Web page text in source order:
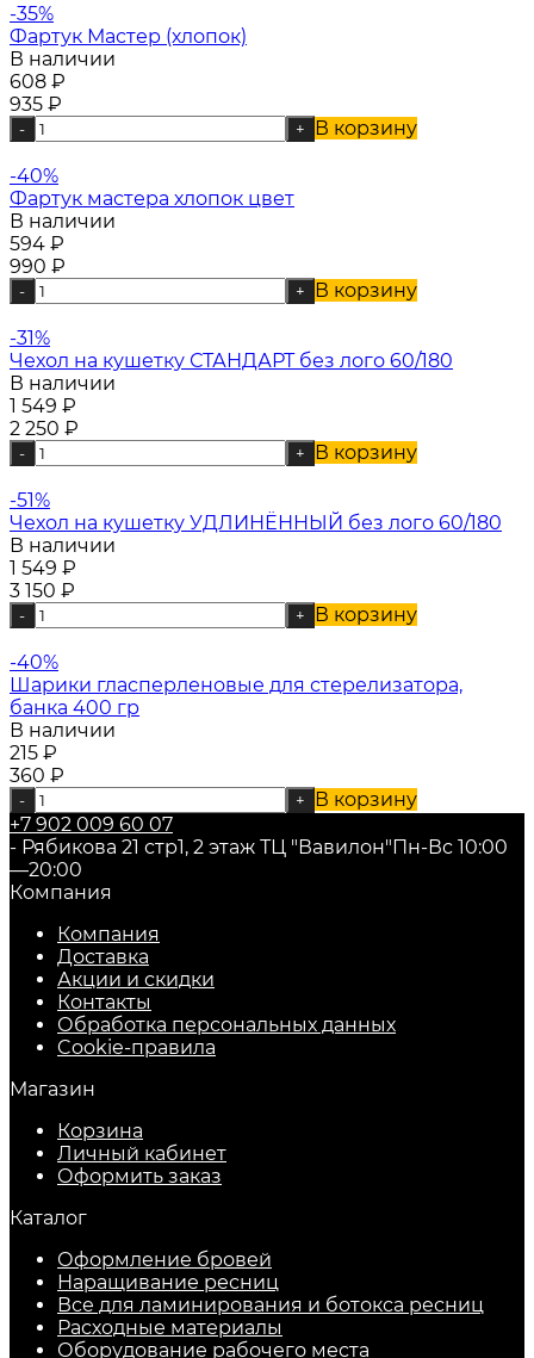
-35%
Фартук Мастер (хлопок)
В наличии
608 ₽
935 ₽
- + В корзину
-40%
Фартук мастера хлопок цвет
В наличии
594 ₽
990 ₽
- + В корзину
-31%
Чехол на кушетку СТАНДАРТ без лого 60/180
В наличии
1 549 ₽
2 250 ₽
- + В корзину
-51%
Чехол на кушетку УДЛИНЁННЫЙ без лого 60/180
В наличии
1 549 ₽
3 150 ₽
- + В корзину
-40%
Шарики гласперленовые для стерелизатора,
банка 400 гр
В наличии
215 ₽
360 ₽
- +
В корзину
+7 902 009 60 07
- Рябикова 21 стр1, 2 этаж ТЦ "Вавилон"Пн-Вс 10:00
—20:00
Компания
Компания
Доставка
Акции и скидки
Контакты
Обработка персональных данных
Cookie-правила
Магазин
Корзина
Личный кабинет
Оформить заказ
Каталог
Оформление бровей
Наращивание ресниц
Все для ламинирования и ботокса ресниц
Расходные материалы
Оборудование рабочего места